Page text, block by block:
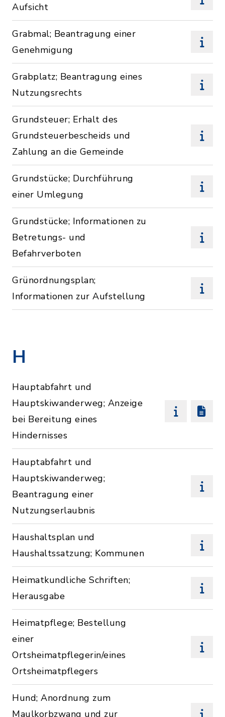
Aufsicht
Grabmal; Beantragung einer
Genehmigung
Grabplatz; Beantragung eines
Nutzungsrechts
Grundsteuer; Erhalt des
Grundsteuerbescheids und
Zahlung an die Gemeinde
Grundstücke; Durchführung
einer Umlegung
Grundstücke; Informationen zu
Betretungs- und
Befahrverboten
Grünordnungsplan;
Informationen zur Aufstellung
H
Hauptabfahrt und
Hauptskiwanderweg; Anzeige
bei Bereitung eines
Hindernisses
Hauptabfahrt und
Hauptskiwanderweg;
Beantragung einer
Nutzungserlaubnis
Haushaltsplan und
Haushaltssatzung; Kommunen
Heimatkundliche Schriften;
Herausgabe
Heimatpflege; Bestellung
einer
Ortsheimatpflegerin/eines
Ortsheimatpflegers
Hund; Anordnung zum
Maulkorbzwang und zur